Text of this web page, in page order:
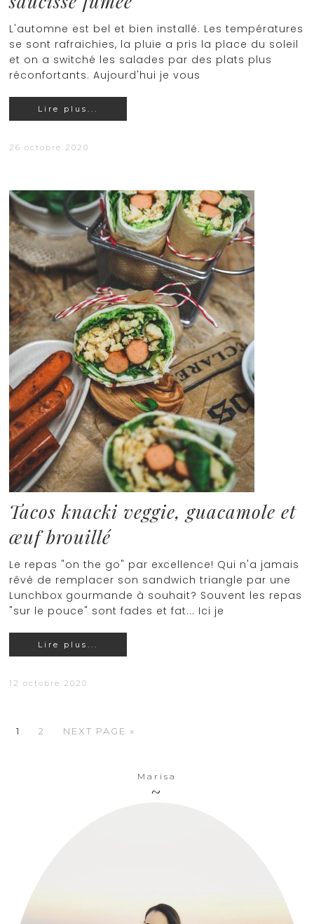
L'automne est bel et bien installé. Les températures
se sont rafraichies, la pluie a pris la place du soleil
et on a switché les salades par des plats plus
réconfortants. Aujourd'hui je vous
Lire plus...
26 octobre 2020
Tacos knacki veggie, guacamole et
œuf brouillé
Le repas "on the go" par excellence! Qui n'a jamais
rêvé de remplacer son sandwich triangle par une
Lunchbox gourmande à souhait? Souvent les repas
"sur le pouce" sont fades et fat... Ici je
Lire plus...
12 octobre 2020
1 2 NEXT PAGE »
Marisa